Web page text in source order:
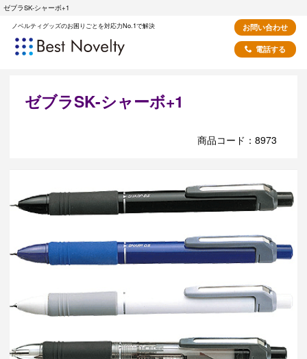
ゼブラSK-シャーボ+1
ノベルティグッズのお困りごとを対応力No.1で解決
お問い合わせ
電話する
ゼブラSK-シャーボ+1
商品コード：8973